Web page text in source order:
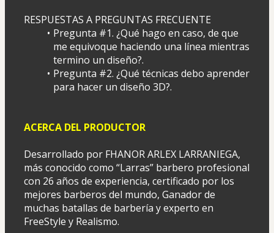
RESPUESTAS A PREGUNTAS FRECUENTE
Pregunta #1. ¿Qué hago en caso, de que
me equivoque haciendo una línea mientras
termino un diseño?.
Pregunta #2. ¿Qué técnicas debo aprender
para hacer un diseño 3D?.
ACERCA DEL PRODUCTOR
Desarrollado por FHANOR ARLEX LARRANIEGA,
más conocido como “Larras” barbero profesional
con 26 años de experiencia, certificado por los
mejores barberos del mundo, Ganador de
muchas batallas de barbería y experto en
FreeStyle y Realismo.